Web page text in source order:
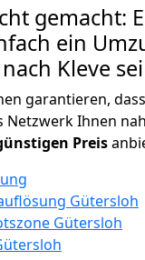
gemacht:
ein
Kleve
garantieren,
Netzwerk Ihnen
Preis
Gütersloh
Gütersloh